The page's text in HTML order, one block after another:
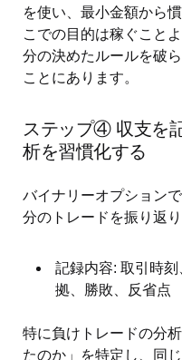
を使い、最小金額から
こでの目的は稼ぐこと
分の決めたルールを破
ことにあります。
ステップ④ 収支を
析を習慣化する
バイナリーオプション
分のトレードを振り返り
記録内容: 取引時
拠、勝敗、反省点
特に負けトレードの分
たのか」を特定し、同